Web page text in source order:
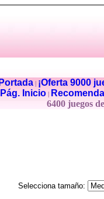
Portada|
¡Oferta 9000
Pág. Inicio
6400 juegos
Selecciona tamaño: